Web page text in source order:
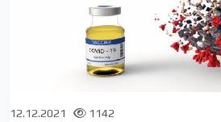
12.12.2021 1142